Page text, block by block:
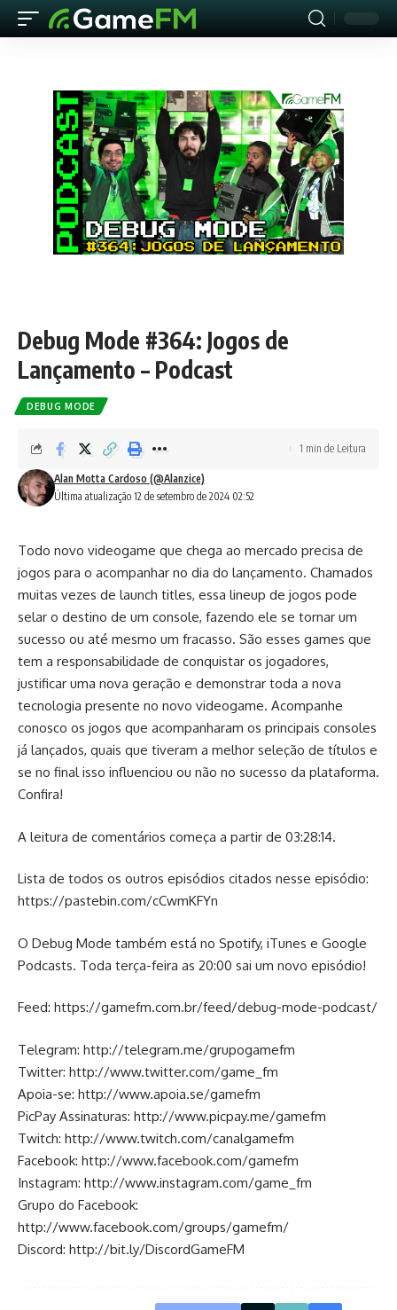
Debug Mode #364: Jogos de
Lançamento – Podcast
DEBUG MODE
Última atualização 12 de setembro de 2024 02:52
Alan Motta Cardoso (@Alanzice)
1 min de Leitura
Todo novo videogame que chega ao mercado precisa de
jogos para o acompanhar no dia do lançamento. Chamados
muitas vezes de launch titles, essa lineup de jogos pode
selar o destino de um console, fazendo ele se tornar um
sucesso ou até mesmo um fracasso. São esses games que
tem a responsabilidade de conquistar os jogadores,
justificar uma nova geração e demonstrar toda a nova
tecnologia presente no novo videogame. Acompanhe
conosco os jogos que acompanharam os principais consoles
já lançados, quais que tiveram a melhor seleção de títulos e
se no final isso influenciou ou não no sucesso da plataforma.
Confira!
A leitura de comentários começa a partir de 03:28:14.
Lista de todos os outros episódios citados nesse episódio:
https://pastebin.com/cCwmKFYn
O Debug Mode também está no Spotify, iTunes e Google
Podcasts. Toda terça-feira as 20:00 sai um novo episódio!
Feed: https://gamefm.com.br/feed/debug-mode-podcast/
Telegram: http://telegram.me/grupogamefm
Twitter: http://www.twitter.com/game_fm
Apoia-se: http://www.apoia.se/gamefm
PicPay Assinaturas: http://www.picpay.me/gamefm
Twitch: http://www.twitch.com/canalgamefm
Facebook: http://www.facebook.com/gamefm
Instagram: http://www.instagram.com/game_fm
Grupo do Facebook:
http://www.facebook.com/groups/gamefm/
Discord: http://bit.ly/DiscordGameFM